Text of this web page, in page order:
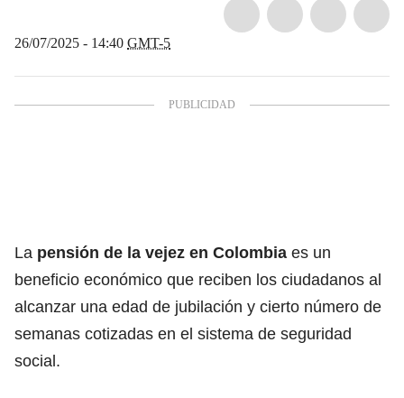
26/07/2025 - 14:40 GMT-5
La pensión de la vejez en Colombia es un
beneficio económico que reciben los ciudadanos al
alcanzar una edad de jubilación y cierto número de
semanas cotizadas en el sistema de seguridad
social.